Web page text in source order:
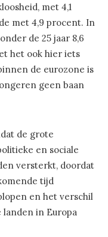
met 4,1
met 4,9 procent. In
de 25 jaar 8,6
het ook hier iets
de eurozone is
geen baan
de grote
en sociale
versterkt, doordat
tijd
en het verschil
in Europa